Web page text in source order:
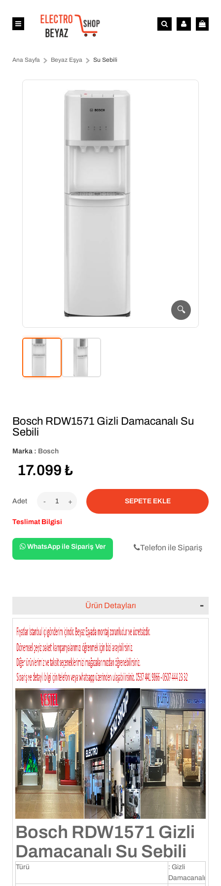
Ana Sayfa Beyaz Eşya Su Sebili
🔍
Bosch RDW1571 Gizli Damacanalı Su
Sebili
Marka : Bosch
17.099 ₺
Adet +
-
Teslimat Bilgisi
WhatsApp ile Sipariş Ver Telefon ile Sipariş
Ürün Detayları
Bosch RDW1571 Gizli
Damacanalı Su Sebili
Türü
: Gizli
Damacanalı